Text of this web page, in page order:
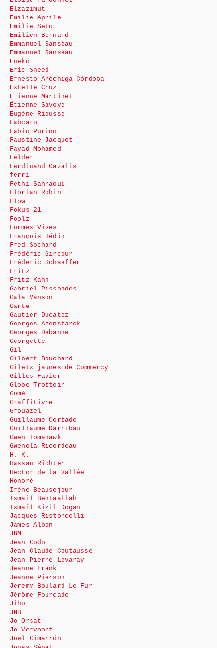
Elzazimut
Emilie Aprile
Emilie Seto
Emilien Bernard
Emmanuel Sanséau
Emmanuel Sanséau
Eneko
Eric Sneed
Ernesto Aréchiga Córdoba
Estelle Cruz
Etienne Martinet
Étienne Savoye
Eugène Riousse
Fabcaro
Fabio Purino
Faustine Jacquot
Fayad Mohamed
Felder
Ferdinand Cazalis
ferri
Fethi Sahraoui
Florian Robin
Flow
Fokus 21
Foolz
Formes Vives
François Hédin
Fred Sochard
Frédéric Gircour
Fréderic Schaeffer
Fritz
Fritz Kahn
Gabriel Pissondes
Gala Vanson
Garte
Gautier Ducatez
Georges Azenstarck
Georges Debanne
Georgette
Gil
Gilbert Bouchard
Gilets jaunes de Commercy
Gilles Favier
Globe Trottoir
Gomé
Graffitivre
Grouazel
Guillaume Cortade
Guillaume Darribau
Gwen Tomahawk
Gwenola Ricordeau
H. K.
Hassan Richter
Hector de la Vallée
Honoré
Irène Beausejour
Ismail Bentaallah
Ismail Kizil Dogan
Jacques Ristorcelli
James Albon
JBM
Jean Codo
Jean-Claude Coutausse
Jean-Pierre Levaray
Jeanne Frank
Jeanne Pierson
Jeremy Boulard Le Fur
Jérôme Fourcade
Jiho
JMB
Jo Orsat
Jo Vervoort
Joël Cimarrón